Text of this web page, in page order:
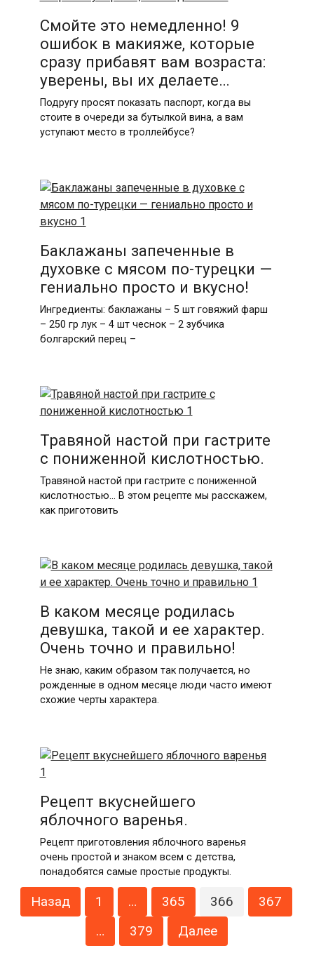
Смойте это немедленно! 9
ошибок в макияже, которые
сразу прибавят вам возраста:
уверены, вы их делаете…
Подругу просят показать паспорт, когда вы
стоите в очереди за бутылкой вина, а вам
уступают место в троллейбусе?
Баклажаны запеченные в
духовке с мясом по-турецки —
гениально просто и вкусно!
Ингредиенты: баклажаны – 5 шт говяжий фарш
– 250 гр лук – 4 шт чеснок – 2 зубчика
болгарский перец –
Травяной настой при гастрите
с пониженной кислотностью.
Травяной настой при гастрите с пониженной
кислотностью… В этом рецепте мы расскажем,
как приготовить
В каком месяце родилась
девушка, такой и ее характер.
Очень точно и правильно!
Не знаю, каким образом так получается, но
рожденные в одном месяце люди часто имеют
схожие черты характера.
Рецепт вкуснейшего
яблочного варенья.
Рецепт приготовления яблочного варенья
очень простой и знаком всем с детства,
понадобятся самые простые продукты.
Пагинация
записей
Назад 1 … 365 366
367
…
379 Далее